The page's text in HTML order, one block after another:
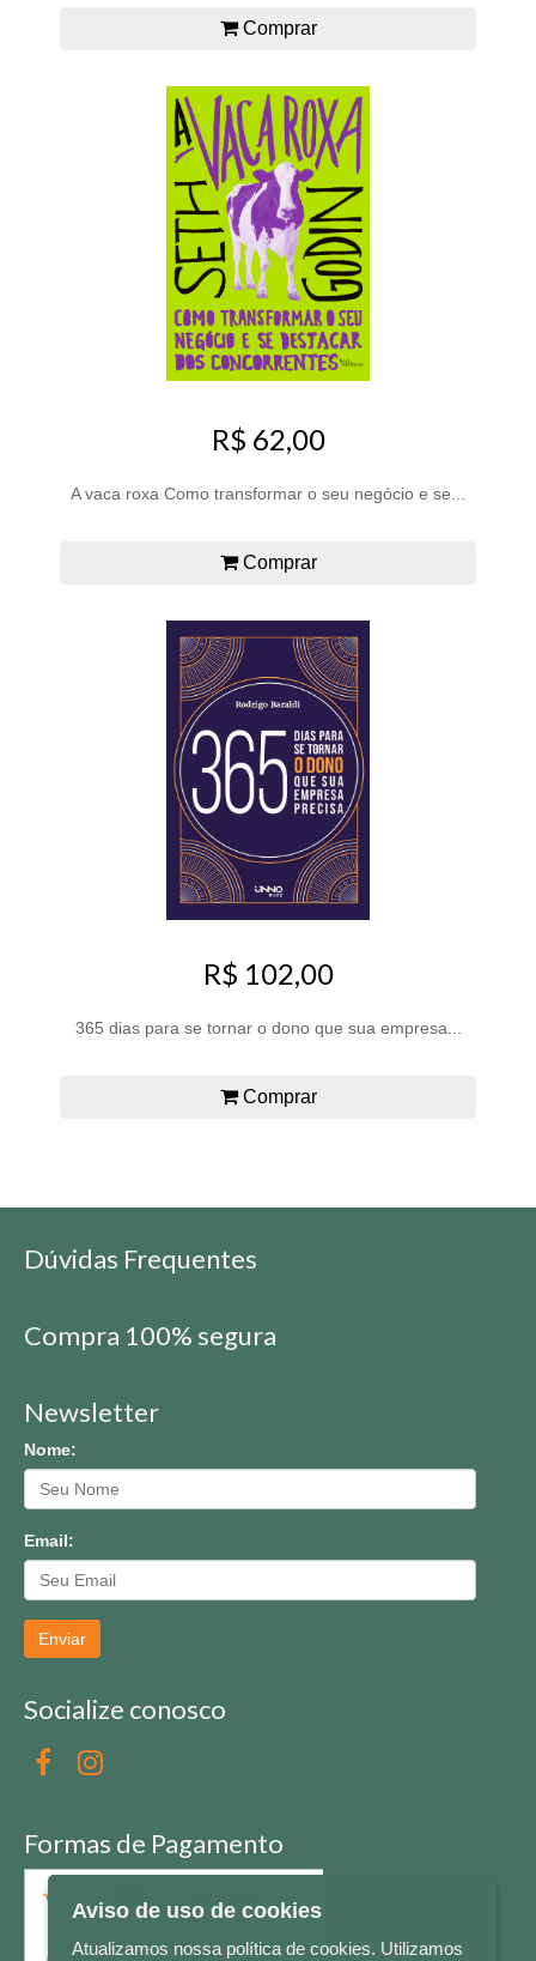
Comprar
R$ 62,00
A vaca roxa Como transformar o seu negócio e se...
Comprar
R$ 102,00
365 dias para se tornar o dono que sua empresa...
Comprar
Dúvidas Frequentes
Compra 100% segura
Newsletter
Nome:
Email:
Enviar
Socialize conosco
Formas de Pagamento
Aviso de uso de cookies
Atualizamos nossa política de cookies. Utilizamos